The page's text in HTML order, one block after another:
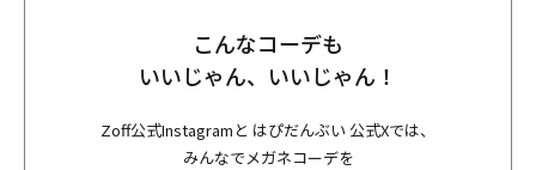
こんなコーデも
いいじゃん、いいじゃん！
Zoff公式Instagramと はぴだんぶい 公式Xでは、
みんなでメガネコーデを